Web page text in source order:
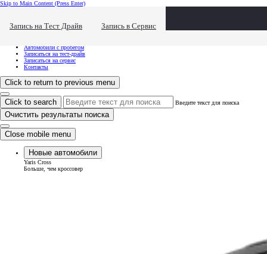
Skip to Main Content (Press Enter)
Запись на Тест Драйв Запись в Сервис
Хочу посмотреть... Click to close the reach out overlay
Автомобили с пробегом
Записаться на тест-драйв
Записаться на сервис
Контакты
Click to return to previous menu
Click to search Введите текст для поиска
Очистить результаты поиска
Close mobile menu
Новые автомобили
Yaris Cross
Больше, чем кроссовер